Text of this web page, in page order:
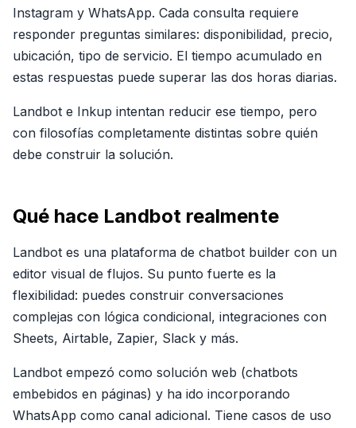
Instagram y WhatsApp. Cada consulta requiere
responder preguntas similares: disponibilidad, precio,
ubicación, tipo de servicio. El tiempo acumulado en
estas respuestas puede superar las dos horas diarias.
Landbot e Inkup intentan reducir ese tiempo, pero
con filosofías completamente distintas sobre quién
debe construir la solución.
Qué hace Landbot realmente
Landbot es una plataforma de chatbot builder con un
editor visual de flujos. Su punto fuerte es la
flexibilidad: puedes construir conversaciones
complejas con lógica condicional, integraciones con
Sheets, Airtable, Zapier, Slack y más.
Landbot empezó como solución web (chatbots
embebidos en páginas) y ha ido incorporando
WhatsApp como canal adicional. Tiene casos de uso